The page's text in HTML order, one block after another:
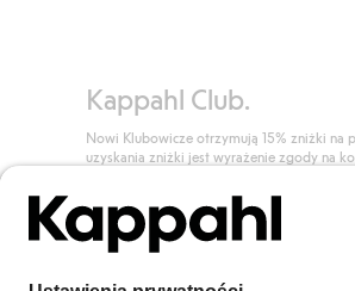
Kappahl Club.
Nowi Klubowicze otrzymują 15% zniżki na
uzyskania zniżki jest wyrażenie zgody na
Dołącz do Klubu!